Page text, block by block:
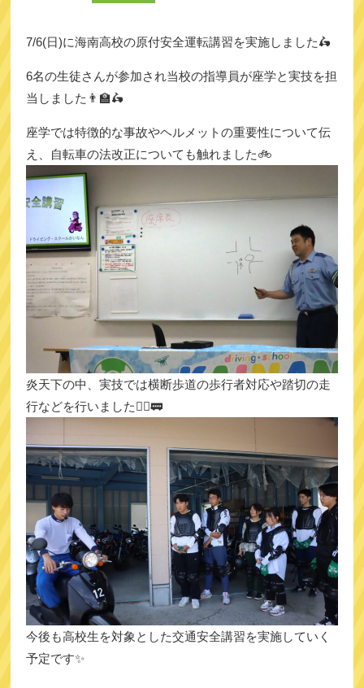
7/6(日)に海南高校の原付安全運転講習を実施しました🛵
6名の生徒さんが参加され当校の指導員が座学と実技を担
当しました👨‍🏫🛵
座学では特徴的な事故やヘルメットの重要性について伝
え、自転車の法改正についても触れました🚲
炎天下の中、実技では横断歩道の歩行者対応や踏切の走
行などを行いました🚶‍♂️🚃
今後も高校生を対象とした交通安全講習を実施していく
予定です✨